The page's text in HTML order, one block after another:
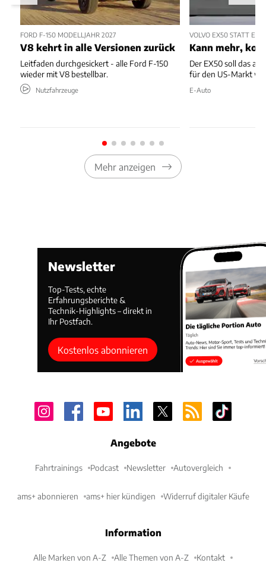
FORD F-150 MODELLJAHR 2027
V8 kehrt in alle Versionen zurück
Leitfaden durchgesickert - alle Ford F-150
wieder mit V8 bestellbar.
Nutzfahrzeuge
VOLVO EX50 STATT
Kann mehr,
Der EX50 soll das ab
für den US-Markt
E-Auto
Mehr anzeigen
Newsletter
Top-Tests, echte
Erfahrungsberichte &
Technik-Highlights – direkt in
Ihr Postfach.
Kostenlos abonnieren
Angebote
Fahrtrainings Podcast Newsletter Autovergleich
ams+ abonnieren ams+ hier kündigen Widerruf digitaler Käufe
Information
Alle Marken von A-Z Alle Themen von A-Z Kontakt